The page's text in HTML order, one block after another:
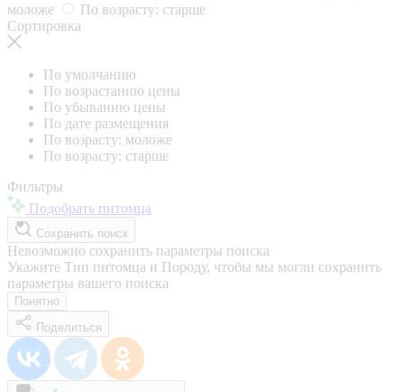
моложе
По возрасту: старше
Сортировка
По умолчанию
По возрастанию цены
По убыванию цены
По дате размещения
По возрасту: моложе
По возрасту: старше
Фильтры
Подобрать питомца
Сохранить поиск
Невозможно сохранить параметры поиска
Укажите Тип питомца и Породу, чтобы мы могли сохранить
параметры вашего поиска
Понятно
Поделиться